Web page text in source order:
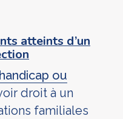
atteints d’un
ou
droit à un
familiales